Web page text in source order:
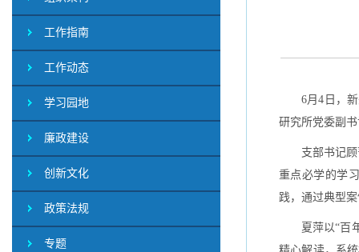
工作指南
工作动态
学习园地
廉政建设
创新文化
政策法规
专题
6月4日，
研究所党委副
支部书记
重点必学的学
践，通过典型
夏萍以“百